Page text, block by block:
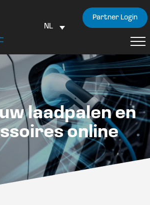
NL
Partner Login
laadpalen en
online